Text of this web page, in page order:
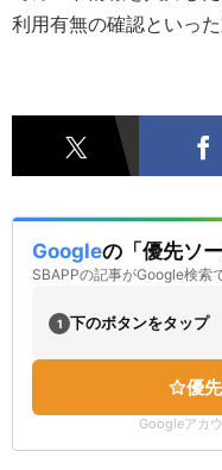
利用有無の確認といっ
Googleの「優先ソ
SBAPPの記事がGoogle検索
1 下のボタンをタップ
優
Googleアカ